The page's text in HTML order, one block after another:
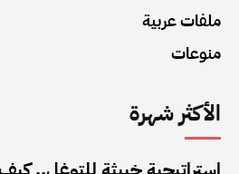
ملفات عربية
منوعات
الأكثر شهرة